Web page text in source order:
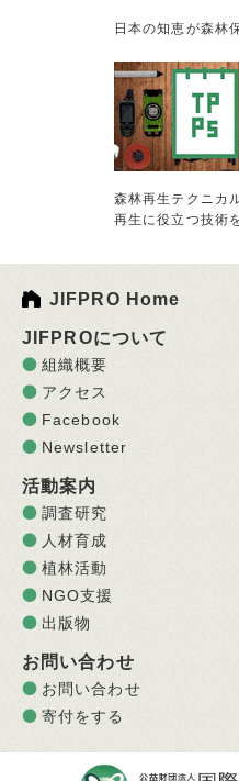
日本の知恵が森林
森林再生テクニカ
再生に役立つ技術
JIFPRO Home
JIFPROについて
組織概要
アクセス
Facebook
Newsletter
活動案内
調査研究
人材育成
植林活動
NGO支援
出版物
お問い合わせ
お問い合わせ
寄付をする